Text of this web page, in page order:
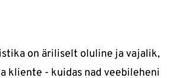
on äriliselt oluline ja vajalik,
kliente - kuidas nad veebileheni